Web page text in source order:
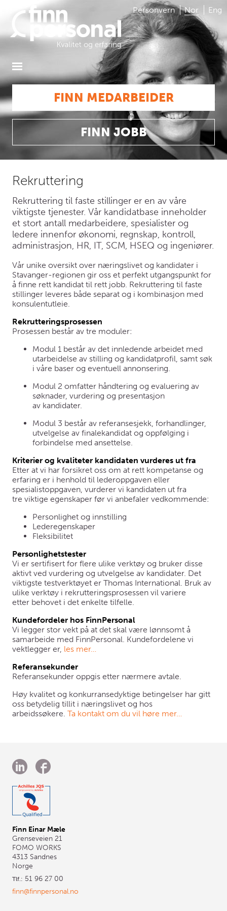
Personvern Nor Eng
FINN MEDARBEIDER
FINN JOBB
Rekruttering
Rekruttering til faste stillinger er en av våre
viktigste tjenester. Vår kandidatbase inneholder
et stort antall medarbeidere, spesialister og
ledere innenfor økonomi, regnskap, kontroll,
administrasjon, HR, IT, SCM, HSEQ og ingeniører.
Vår unike oversikt over næringslivet og kandidater i
Stavanger-regionen gir oss et perfekt utgangspunkt for
å finne rett kandidat til rett jobb. Rekruttering til faste
stillinger leveres både separat og i kombinasjon med
konsulentutleie.
Rekrutteringsprosessen
Prosessen består av tre moduler:
Modul 1 består av det innledende arbeidet med
utarbeidelse av stilling og kandidatprofil, samt søk
i våre baser og eventuell annonsering.
Modul 2 omfatter håndtering og evaluering av
søknader, vurdering og presentasjon
av kandidater.
Modul 3 består av referansesjekk, forhandlinger,
utvelgelse av finalekandidat og oppfølging i
forbindelse med ansettelse.
Kriterier og kvaliteter kandidaten vurderes ut fra
Etter at vi har forsikret oss om at rett kompetanse og
erfaring er i henhold til lederoppgaven eller
spesialistoppgaven, vurderer vi kandidaten ut fra
tre viktige egenskaper før vi anbefaler vedkommende:
Personlighet og innstilling
Lederegenskaper
Fleksibilitet
Personlighetstester
Vi er sertifisert for flere ulike verktøy og bruker disse
aktivt ved vurdering og utvelgelse av kandidater. Det
viktigste testverktøyet er Thomas International. Bruk av
ulike verktøy i rekrutteringsprosessen vil variere
etter behovet i det enkelte tilfelle.
Kundefordeler hos FinnPersonal
Vi legger stor vekt på at det skal være lønnsomt å
samarbeide med FinnPersonal. Kundefordelene vi
vektlegger er, les mer…
Referansekunder
Referansekunder oppgis etter nærmere avtale.
Høy kvalitet og konkurransedyktige betingelser har gitt
oss betydelig tillit i næringslivet og hos
arbeidssøkere. Ta kontakt om du vil høre mer…
Finn Einar Mæle
Grenseveien 21
FOMO WORKS
4313 Sandnes
Norge
Tlf.: 51 96 27 00
finn@finnpersonal.no